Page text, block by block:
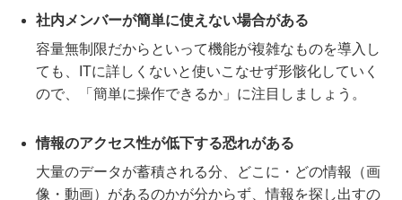
社内メンバーが簡単に使えない場合がある
容量無制限だからといって機能が複雑なものを導入し
ても、ITに詳しくないと使いこなせず形骸化していく
ので、「簡単に操作できるか」に注目しましょう。
情報のアクセス性が低下する恐れがある
大量のデータが蓄積される分、どこに・どの情報（画
像・動画）があるのかが分からず、情報を探し出すの